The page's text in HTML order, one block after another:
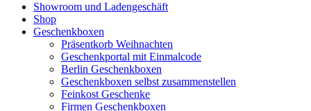
Showroom und Ladengeschäft
Shop
Geschenkboxen
Präsentkorb Weihnachten
Geschenkportal mit Einmalcode
Berlin Geschenkboxen
Geschenkboxen selbst zusammenstellen
Feinkost Geschenke
Firmen Geschenkboxen